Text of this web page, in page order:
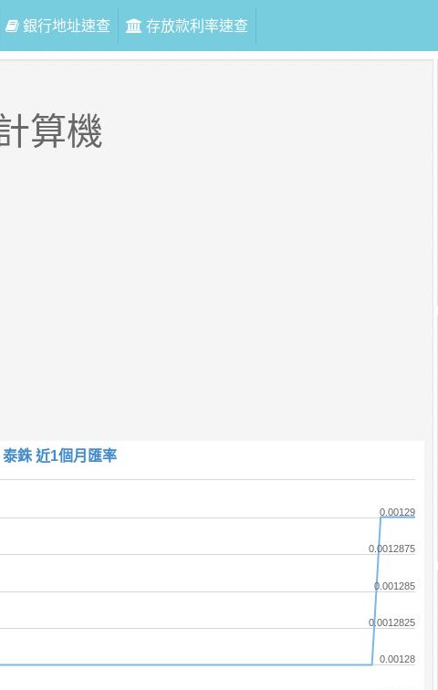
銀行地址速查 存放款利率速查
算機
銖 近1個月匯率
0.00128
0.0012825
0.001285
0.0012875
0.00129